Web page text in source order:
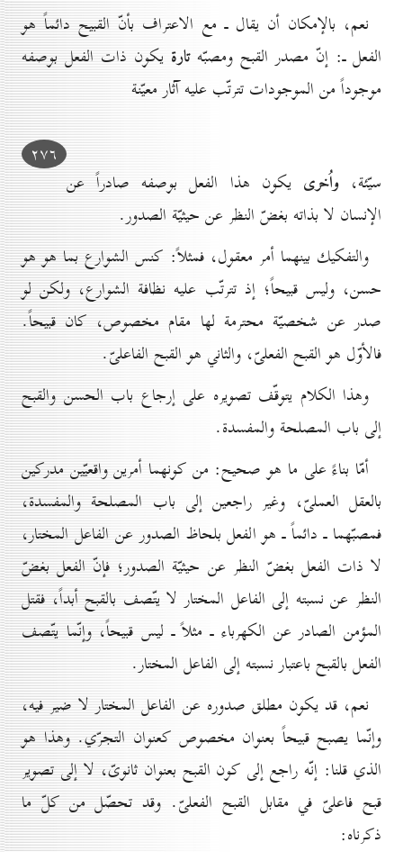
نعم، بالإمكان أن يقال ـ مع الاعتراف بأنّ القبيح دائماً هو
الفعل ـ: إنّ مصدر القبح ومصبّهتارة يكون ذات الفعل بوصفه
موجوداً من الموجودات تترتّب عليه آثار معيّنة
۲۷٦
سيّئة،واُخرى يكون هذا الفعل بوصفه صادراً عن
الإنسان لا بذاته بغضّ النظر عن حيثيّة الصدور.
والتفكيك بينهما أمر معقول، فمثلاً: كنس الشوارع بما هو هو
حسن، وليس قبيحاً؛ إذ تترتّب عليه نظافة الشوارع، ولكن لو
صدر عن شخصيّة محترمة لها مقام مخصوص، كان قبيحاً.
فالأوّل هو القبح الفعلىّ، والثاني هو القبح الفاعلىّ.
وهذا الكلام يتوقّف تصويره على إرجاع باب الحسن والقبح
إلى باب المصلحة والمفسدة.
أمّا بناءً على ما هو صحيح: من كونهما أمرين واقعيّين مدركين
بالعقل العملىّ، وغير راجعين إلى باب المصلحة والمفسدة،
فمصبّهما ـ دائماً ـ هو الفعل بلحاظ الصدور عن الفاعل المختار،
لا ذات الفعل بغضّ النظر عن حيثيّة الصدور؛ فإنّ الفعل بغضّ
النظر عن نسبته إلى الفاعل المختار لا يتّصف بالقبح أبداً، فقتل
المؤمن الصادر عن الكهرباء ـ مثلاً ـ ليس قبيحاً، وإنّما يتّصف
الفعل بالقبح باعتبار نسبته إلى الفاعل المختار.
نعم، قد يكون مطلق صدوره عن الفاعل المختار لا ضير فيه،
وإنّما يصبح قبيحاً بعنوان مخصوص كعنوان التجرّي. وهذا هو
الذي قلنا: إنّه راجع إلى كون القبح بعنوان ثانوىّ، لا إلى تصوير
قبح فاعلىّ في مقابل القبح الفعلىّ. وقد تحصّل من كلّ ما
ذكرناه: